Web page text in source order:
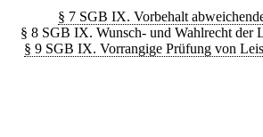
§ 7 SGB IX. Vorbehalt
§ 8 SGB IX. Wunsch- und Wahlrecht der
§ 9 SGB IX. Vorrangige Prüfung von